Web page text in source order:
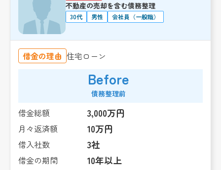
不動産の売却を含む債務整理
30代 男性 会社員（一般職）
借金の理由 住宅ローン
Before
債務整理前
借金総額 3,000万円
月々返済額 10万円
借入社数 3社
借金の期間 10年以上